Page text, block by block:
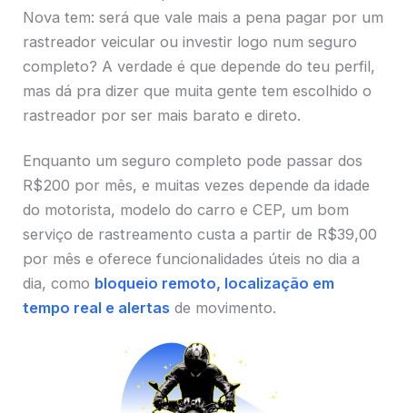
Nova tem: será que vale mais a pena pagar por um
rastreador veicular ou investir logo num seguro
completo? A verdade é que depende do teu perfil,
mas dá pra dizer que muita gente tem escolhido o
rastreador por ser mais barato e direto.
Enquanto um seguro completo pode passar dos
R$200 por mês, e muitas vezes depende da idade
do motorista, modelo do carro e CEP, um bom
serviço de rastreamento custa a partir de R$39,00
por mês e oferece funcionalidades úteis no dia a
dia, como bloqueio remoto, localização em
tempo real e alertas de movimento.